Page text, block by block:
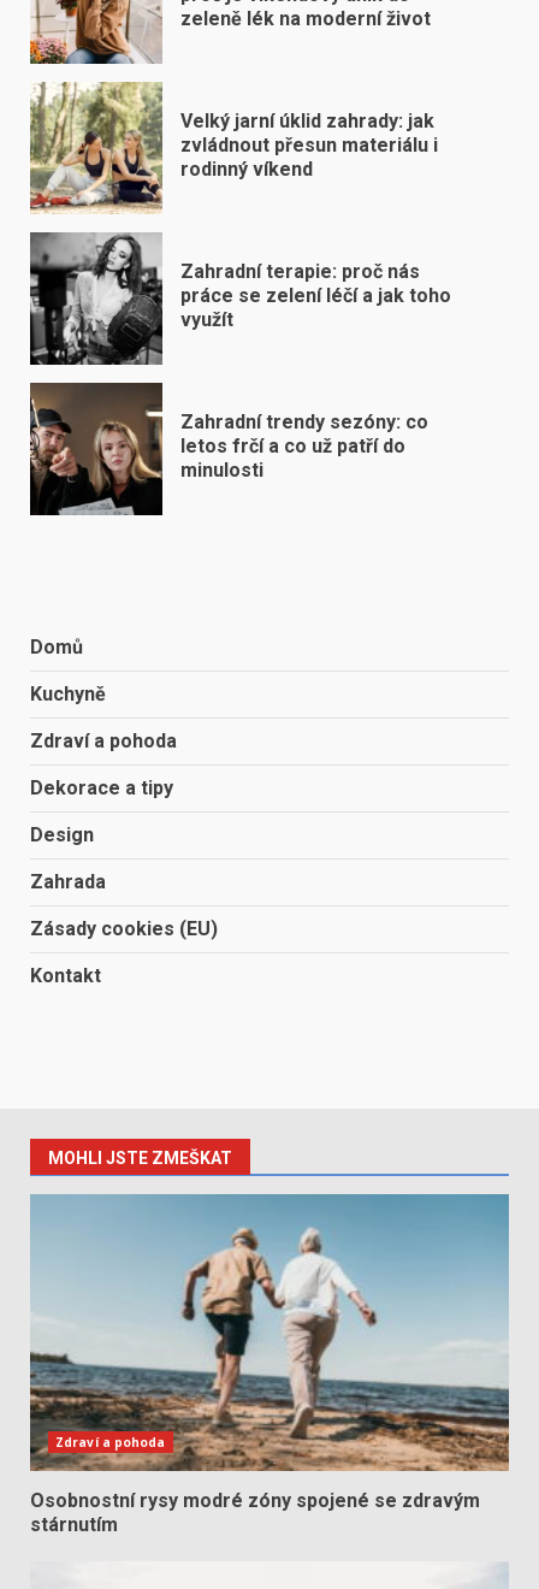
zeleně lék na moderní život
Velký jarní úklid zahrady: jak
zvládnout přesun materiálu i
rodinný víkend
Zahradní terapie: proč nás
práce se zelení léčí a jak toho
využít
Zahradní trendy sezóny: co
letos frčí a co už patří do
minulosti
Domů
Kuchyně
Zdraví a pohoda
Dekorace a tipy
Design
Zahrada
Zásady cookies (EU)
Kontakt
MOHLI JSTE ZMEŠKAT
Zdraví a pohoda
Osobnostní rysy modré zóny spojené se zdravým
stárnutím